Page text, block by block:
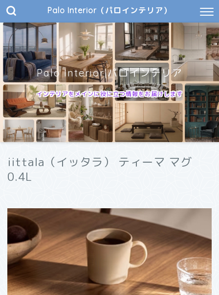
Palo Interior（パロインテリア）
Palo Interior|パロインテリア
インテリアをメインに役に立つ情報をお届けします
iittala（イッタラ） ティーマ マグ
0.4L